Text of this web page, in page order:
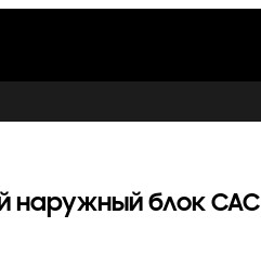
наружный блок CAC